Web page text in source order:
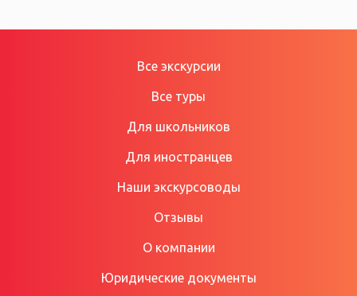
Все экскурсии
Все туры
Для школьников
Для иностранцев
Наши экскурсоводы
Отзывы
О компании
Юридические документы